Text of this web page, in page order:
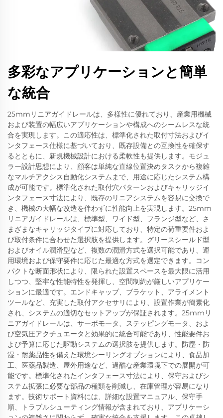
多彩なアプリケーションと簡単
な統合
25mmリニアガイドレールは、多様性に優れており、産業用機械
および装置の幅広いアプリケーションや構成へのシームレスな統
合を実現します。この適応性は、標準化された取付寸法およびイ
ンタフェース仕様に基づいており、既存設備との互換性を確保す
るとともに、新規機械設計における柔軟性も提供します。モジュ
ラー設計思想により、顧客は単純な直線位置決めタスクから複雑
なマルチアクシス自動化システムまで、用途に応じたシステム構
成が可能です。標準化された取付穴パターンおよびキャリッジイ
ンタフェース寸法により、既存のリニアシステムを容易に交換で
き、機械の大幅な改造を伴わずに性能向上を実現します。25mm
リニアガイドレールは、標準型、ワイド型、フランジ型など、さ
まざまなキャリッジタイプに対応しており、特定の荷重要件およ
び取付条件に合わせた選択肢を提供します。グリースシールド型
およびオイル潤滑型など、複数の潤滑方式を選択可能であり、運
用環境および保守要件に応じた最適な方式を選定できます。コン
パクトな断面形状により、限られた設置スペースを最大限に活用
しつつ、堅牢な性能特性を発揮し、空間制約が厳しいアプリケー
ションに最適です。エンドキャップ、ブラケット、アライメント
ツールなど、充実した取付アクセサリにより、設置作業が簡素化
され、システムの適切なセットアップが保証されます。25mmリ
ニアガイドレールは、サーボモータ、ステッピングモータ、およ
び空気圧アクチュエータと効果的に統合可能であり、性能要件お
よび予算に応じた駆動システムの選択肢を提供します。防塵・防
湿・耐薬品性を備えた環境シーリングオプションにより、食品加
工、医薬品製造、屋外用途など、過酷な産業環境下での展開が可
能です。標準化されたインタフェース寸法により、保守およびシ
ステム拡張に必要な部品の種類を削減し、在庫管理が容易になり
ます。技術サポート資料には、詳細な設置マニュアル、保守手
順、トラブルシューティング情報が含まれており、アプリケーシ